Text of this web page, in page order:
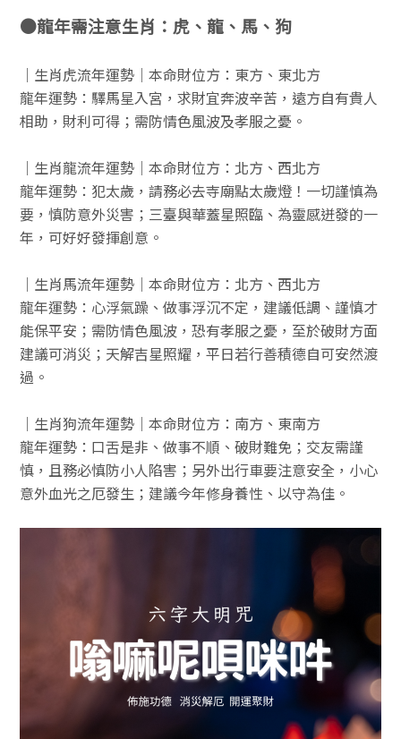
●龍年需注意生肖：虎、龍、馬、狗
｜生肖虎流年運勢｜本命財位方：東方、東北方
龍年運勢：驛馬星入宮，求財宜奔波辛苦，遠方自有貴人
相助，財利可得；需防情色風波及孝服之憂。
｜生肖龍流年運勢｜本命財位方：北方、西北方
龍年運勢：犯太歲，請務必去寺廟點太歲燈！一切謹慎為
要，慎防意外災害；三臺與華蓋星照臨、為靈感迸發的一
年，可好好發揮創意。
｜生肖馬流年運勢｜本命財位方：北方、西北方
龍年運勢：心浮氣躁、做事浮沉不定，建議低調、謹慎才
能保平安；需防情色風波，恐有孝服之憂，至於破財方面
建議可消災；天解吉星照耀，平日若行善積德自可安然渡
過。
｜生肖狗流年運勢｜本命財位方：南方、東南方
龍年運勢：口舌是非、做事不順、破財難免；交友需謹
慎，且務必慎防小人陷害；另外出行車要注意安全，小心
意外血光之厄發生；建議今年修身養性、以守為佳。